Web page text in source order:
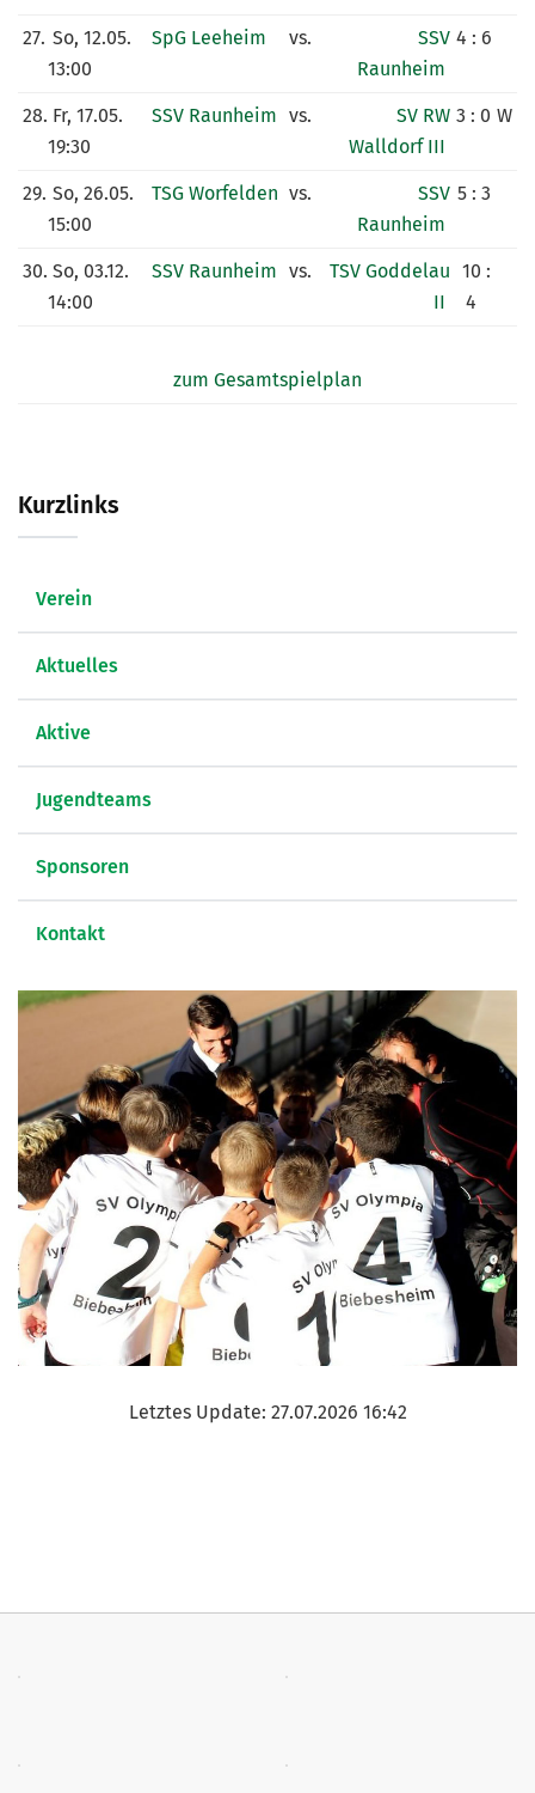
27. So, 12.05.
13:00
SpG Leeheim vs.
SSV
Raunheim
4 : 6
28. Fr, 17.05.
19:30
SSV Raunheim vs.
SV RW
Walldorf III
3 : 0 W
29. So, 26.05.
15:00
TSG Worfelden vs.
SSV
Raunheim
5 : 3
30. So, 03.12.
14:00
SSV Raunheim vs.
TSV Goddelau
II
10 :
4
zum Gesamtspielplan
Kurzlinks
Verein
Aktuelles
Aktive
Jugendteams
Sponsoren
Kontakt
Letztes Update: 27.07.2026 16:42